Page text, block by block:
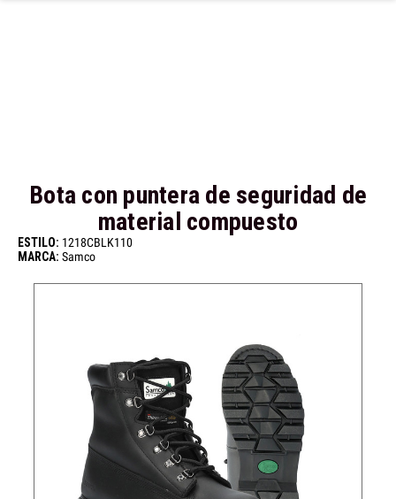
Bota con puntera de seguridad de
material compuesto
ESTILO: 1218CBLK110
MARCA: Samco